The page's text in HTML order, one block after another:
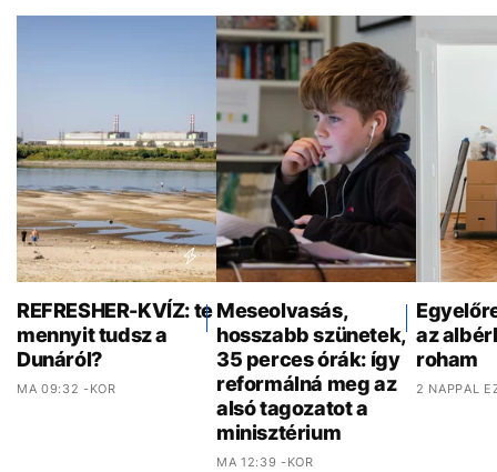
REFRESHER-KVÍZ: te
mennyit tudsz a
Dunáról?
MA 09:32 -KOR
Meseolvasás,
hosszabb szünetek,
35 perces órák: így
reformálná meg az
alsó tagozatot a
minisztérium
MA 12:39 -KOR
az
roham
2 NAPPAL